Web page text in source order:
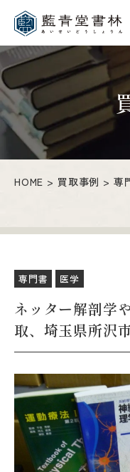
HOME 買取事例 専
専門書 医学
ネッター解剖学
取、埼玉県所沢市